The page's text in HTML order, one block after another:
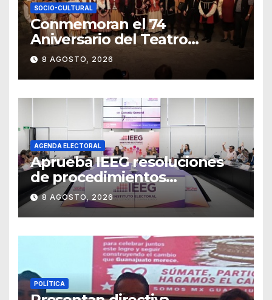
SOCIO-CULTURAL
Conmemoran el 74
Aniversario del Teatro
Universitario con una
representación del
“Retablillo jovial”
8 AGOSTO, 2026
AGENDA ELECTORAL
Aprueba IEEG resoluciones
de procedimientos
sancionadores
8 AGOSTO, 2026
POLÍTICA